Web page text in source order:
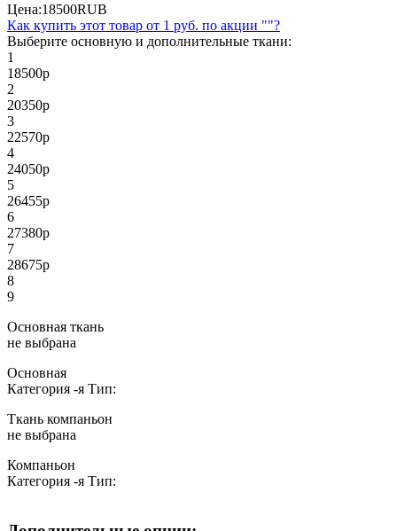
Цена:18500RUB
Как купить этот товар от 1 руб. по акции ""?
Выберите основную и дополнительные ткани:
1
18500р
2
20350р
3
22570р
4
24050р
5
26455р
6
27380р
7
28675р
8
9
Основная ткань
не выбрана
Основная
Категория -я Тип:
Ткань компаньон
не выбрана
Компаньон
Категория -я Тип: